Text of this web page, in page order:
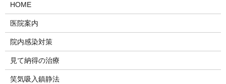
HOME
医院案内
院内感染対策
見て納得の治療
笑気吸入鎮静法